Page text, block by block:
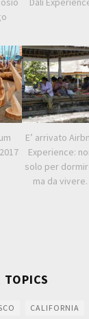
E’ arrivato
Experience:
solo per
ma da vivere.
TOPICS
CALIFORNIA